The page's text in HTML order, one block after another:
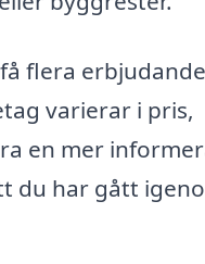
flera
varierar i pris,
en mer
du har gått